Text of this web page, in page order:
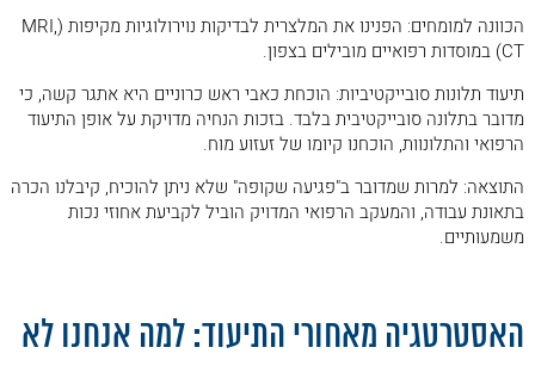
הכוונה למומחים: הפנינו את המלצרית לבדיקות נוירולוגיות מקיפות (MRI,
CT) במוסדות רפואיים מובילים בצפון.
תיעוד תלונות סובייקטיביות: הוכחת כאבי ראש כרוניים היא אתגר קשה, כי
מדובר בתלונה סובייקטיבית בלבד. בזכות הנחיה מדויקת על אופן התיעוד
הרפואי והתלונוות, הוכחנו קיומו של זעזוע מוח.
התוצאה: למרות שמדובר ב"פגיעה שקופה" שלא ניתן להוכיח, קיבלנו הכרה
בתאונת עבודה, והמעקב הרפואי המדויק הוביל לקביעת אחוזי נכות
משמעותיים.
האסטרטגיה מאחורי התיעוד: למה אנחנו לא